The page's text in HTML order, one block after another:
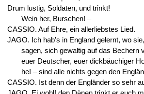
Drum lustig, Soldaten, und trinkt!
Wein her, Burschen! –
CASSIO. Auf Ehre, ein allerliebstes Lied.
JAGO. Ich hab's in England gelernt, wo
sagen, sich gewaltig auf das Bechern
euer Deutscher, euer dickbäuchiger
he! – sind alle nichts gegen den
CASSIO. Ist denn der Engländer so sehr